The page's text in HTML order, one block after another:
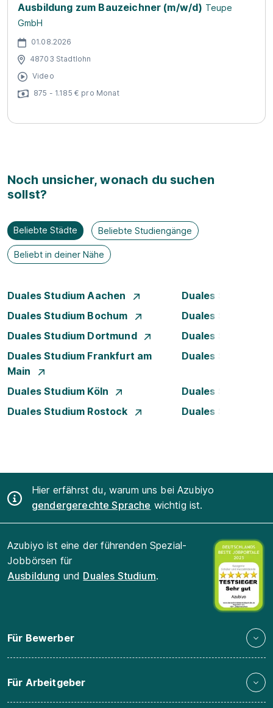
Ausbildung zum Bauzeichner (m/w/d) Teupe
GmbH
01.08.2026
48703 Stadtlohn
Video
875 - 1.185 € pro Monat
Noch unsicher, wonach du suchen
sollst?
Beliebte Städte Beliebte Studiengänge
Beliebt in deiner Nähe
Duales Studium Aachen
Duales Studium
Duales Studium Bochum
Duales Studium
Duales Studium Dortmund
Duales Studium
Duales Studium Frankfurt am
Main
Duales Studium
Duales Studium Köln
Duales Studium
Duales Studium Rostock
Duales Studium
Hier erfährst du, warum uns bei Azubiyo
gendergerechte Sprache wichtig ist.
Azubiyo ist eine der führenden Spezial-
Jobbörsen für
Ausbildung und Duales Studium.
Für Bewerber
Für Arbeitgeber